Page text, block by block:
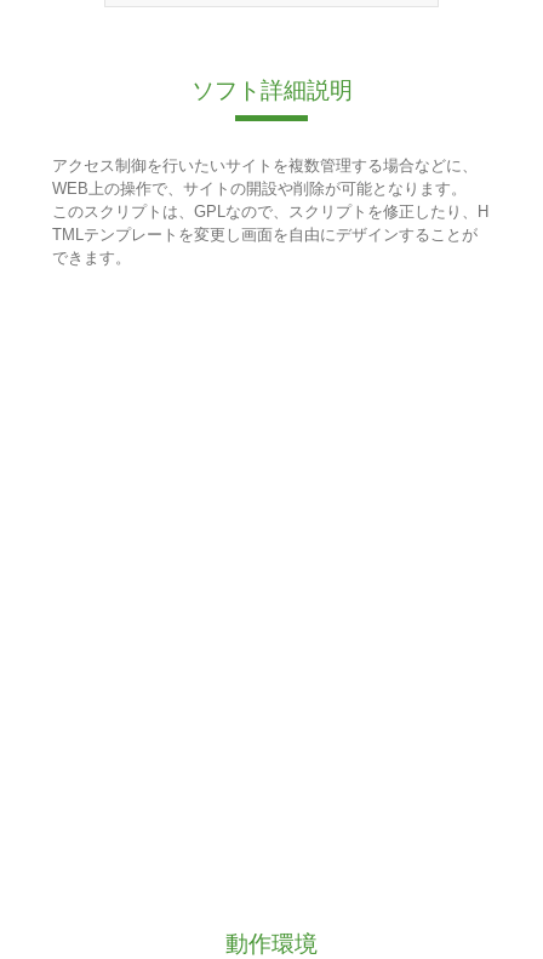
ソフト詳細説明
アクセス制御を行いたいサイトを複数管理する場合などに、
WEB上の操作で、サイトの開設や削除が可能となります。
このスクリプトは、GPLなので、スクリプトを修正したり、H
TMLテンプレートを変更し画面を自由にデザインすることが
できます。
動作環境